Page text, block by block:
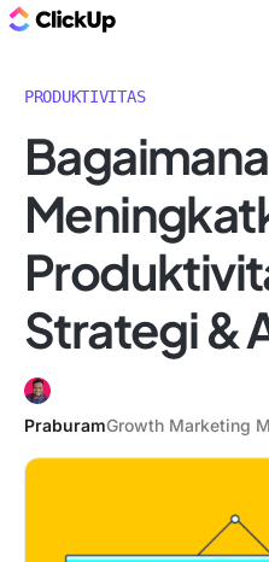
PRODUKTIVITAS
Bagaimana
Strategi &
PraburamGrowth Marketing